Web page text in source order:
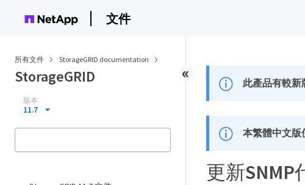
文件
所有文件 StorageGRID documentation
StorageGRID
版本
11.7
此產品有較新
本繁體中文版
更新SNMP